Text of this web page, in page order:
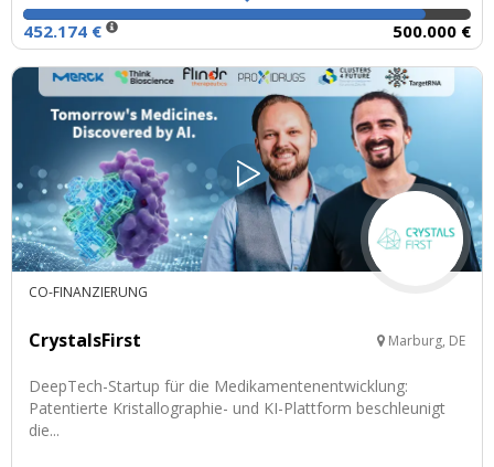
452.174 € 500.000 €
CO-FINANZIERUNG
CrystalsFirst Marburg, DE
DeepTech-Startup für die Medikamentenentwicklung:
Patentierte Kristallographie- und KI-Plattform beschleunigt
die...